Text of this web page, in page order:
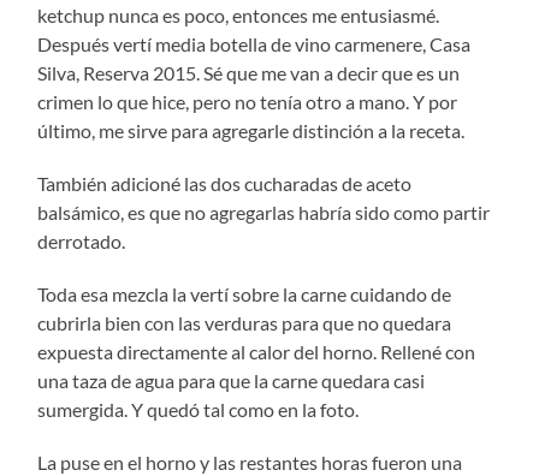
ketchup nunca es poco, entonces me entusiasmé.
Después vertí media botella de vino carmenere, Casa
Silva, Reserva 2015. Sé que me van a decir que es un
crimen lo que hice, pero no tenía otro a mano. Y por
último, me sirve para agregarle distinción a la receta.
También adicioné las dos cucharadas de aceto
balsámico, es que no agregarlas habría sido como partir
derrotado.
Toda esa mezcla la vertí sobre la carne cuidando de
cubrirla bien con las verduras para que no quedara
expuesta directamente al calor del horno. Rellené con
una taza de agua para que la carne quedara casi
sumergida. Y quedó tal como en la foto.
La puse en el horno y las restantes horas fueron una